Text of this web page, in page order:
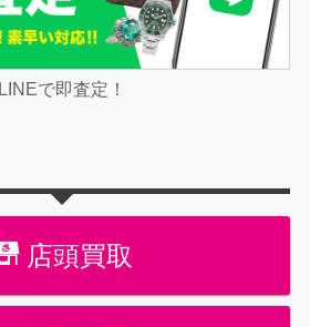
LINEで即査定！
店頭買取